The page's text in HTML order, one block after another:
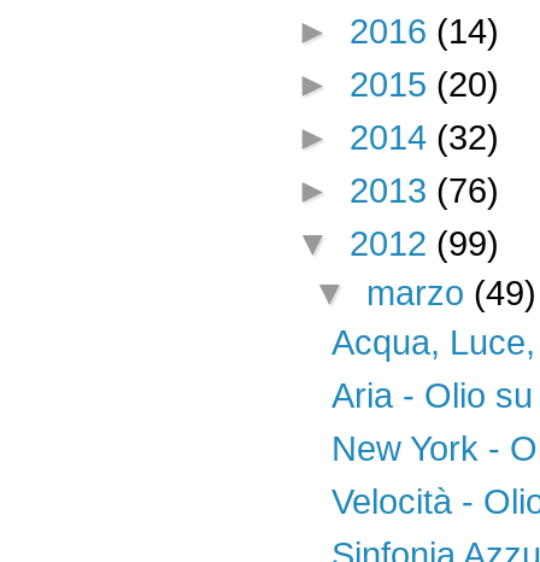
► 2016 (14)
► 2015 (20)
► 2014 (32)
► 2013 (76)
▼ 2012 (99)
▼ marzo (49)
Acqua,
Aria - Olio
New York -
Velocità -